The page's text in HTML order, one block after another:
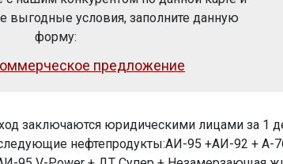
выгодные условия, заполните данную
форму:
предложение
заключаются юридическими лицами за 1
нефтепродукты:АИ-95 +АИ-92 + А-